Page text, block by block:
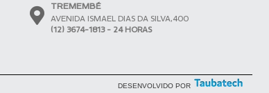
TREMEMBÉ
AVENIDA ISMAEL DIAS DA SILVA,400
(12) 3674-1813 - 24 HORAS
DESENVOLVIDO POR